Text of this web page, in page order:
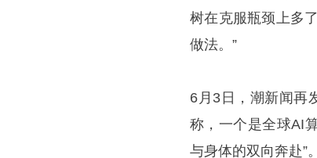
树在克服瓶颈上多
做法。”
6月3日，潮新闻再
称，一个是全球AI
与身体的双向奔赴”。